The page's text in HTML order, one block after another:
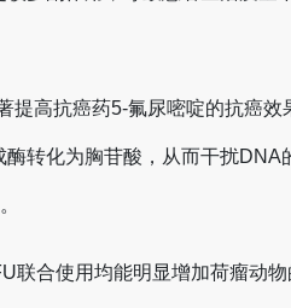
提高抗癌药5-氟尿嘧啶的抗癌
转化为胸苷酸，从而干扰
联合使用均能明显增加荷瘤动